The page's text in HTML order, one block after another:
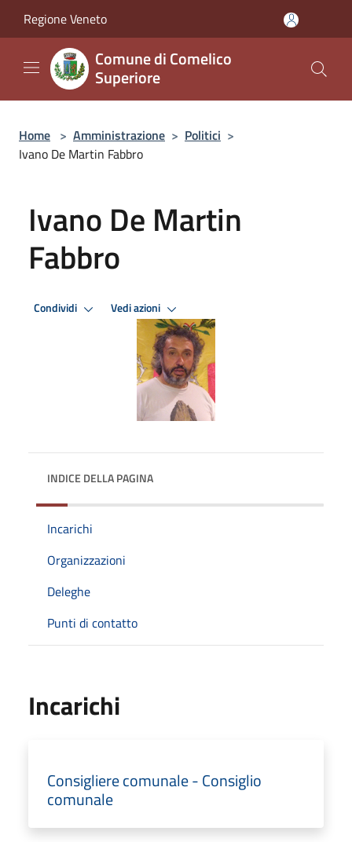
Regione Veneto
Comune di Comelico
Superiore
Home > Amministrazione > Politici >
Ivano De Martin Fabbro
Ivano De Martin
Fabbro
Condividi Vedi azioni
INDICE DELLA PAGINA
Incarichi
Organizzazioni
Deleghe
Punti di contatto
Incarichi
Consigliere comunale - Consiglio
comunale